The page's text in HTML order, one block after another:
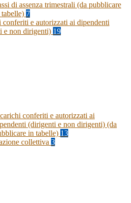
di assenza trimestrali (da pubblicare
7
conferiti e autorizzati ai dipendenti
e non dirigenti) 19
conferiti e autorizzati ai
(dirigenti e non dirigenti) (da
in tabelle) 13
collettiva 3